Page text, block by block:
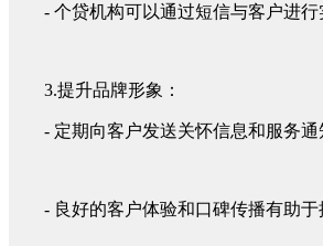
- 个贷机构可以通过短信与客户进
3.提升品牌形象：
- 定期向客户发送关怀信息和服务
- 良好的客户体验和口碑传播有助